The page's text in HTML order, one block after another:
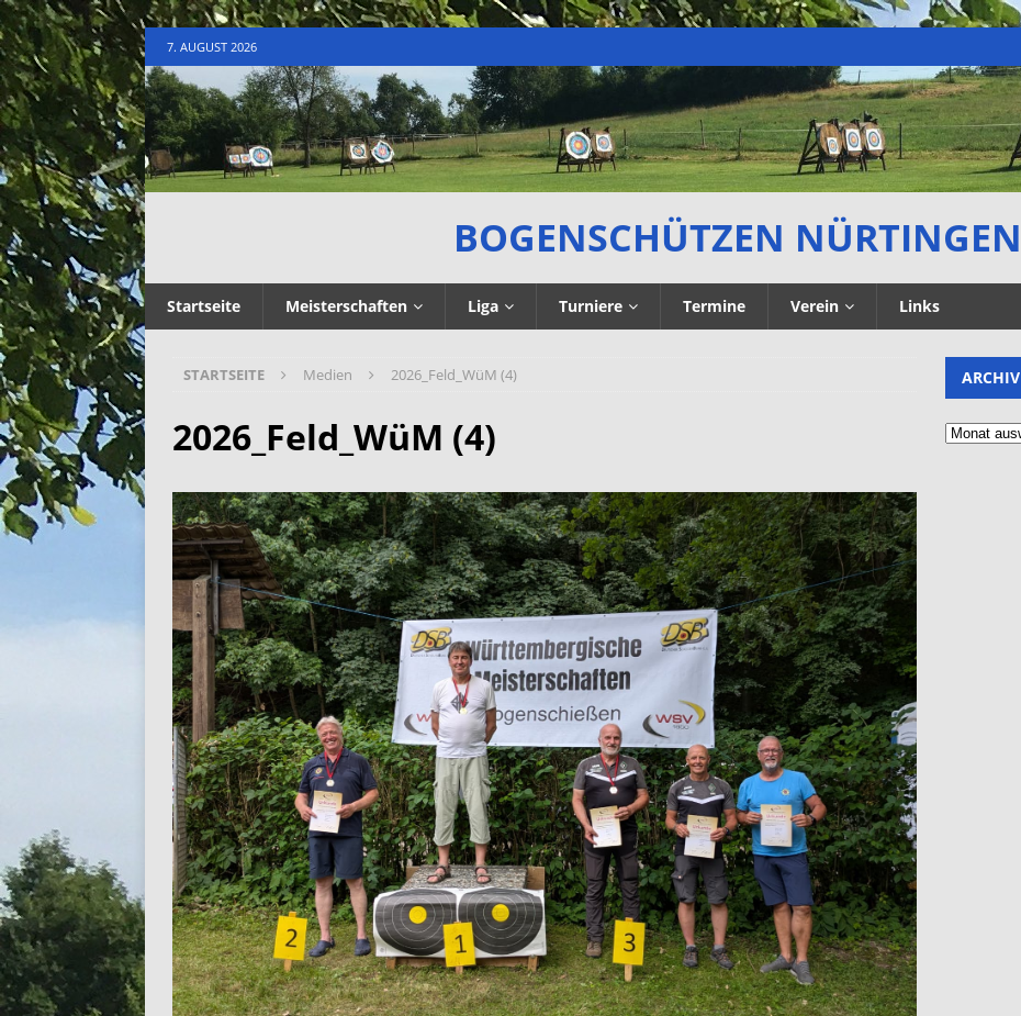
7. AUGUST 2026
BOGENSCHÜTZEN NÜRTINGEN
Startseite Meisterschaften Liga Turniere Termine Verein Links
STARTSEITE Medien 2026_Feld_WüM (4)
2026_Feld_WüM (4)
ARCHIV